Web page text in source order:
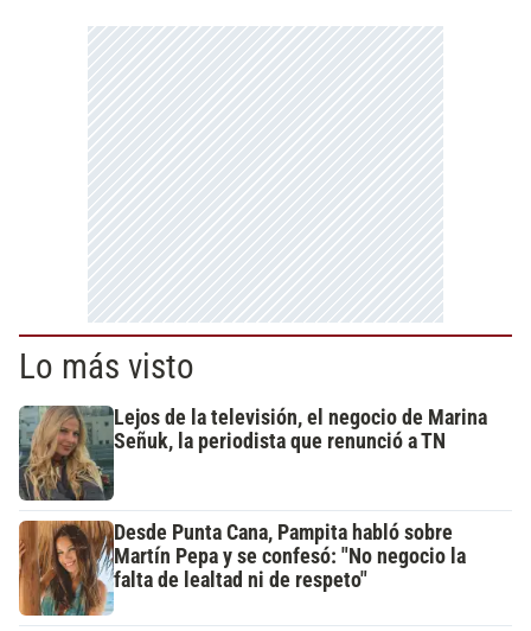
Lo más visto
Lejos de la televisión, el negocio de Marina
Señuk, la periodista que renunció a TN
Desde Punta Cana, Pampita habló sobre
Martín Pepa y se confesó: "No negocio la
falta de lealtad ni de respeto"